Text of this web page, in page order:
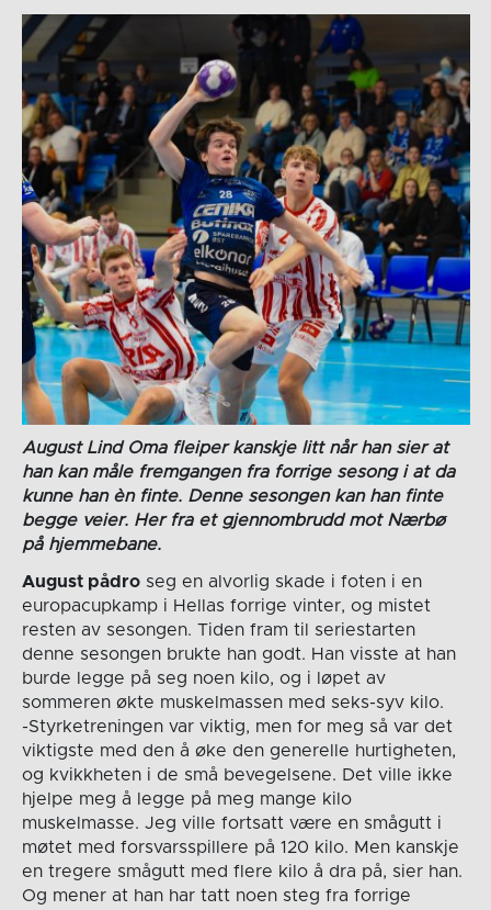
August Lind Oma fleiper kanskje litt når han sier at
han kan måle fremgangen fra forrige sesong i at da
kunne han èn finte. Denne sesongen kan han finte
begge veier. Her fra et gjennombrudd mot Nærbø
på hjemmebane.
August pådroseg en alvorlig skade i foten i en
europacupkamp i Hellas forrige vinter, og mistet
resten av sesongen. Tiden fram til seriestarten
denne sesongen brukte han godt. Han visste at han
burde legge på seg noen kilo, og i løpet av
sommeren økte muskelmassen med seks-syv kilo.
-Styrketreningen var viktig, men for meg så var det
viktigste med den å øke den generelle hurtigheten,
og kvikkheten i de små bevegelsene. Det ville ikke
hjelpe meg å legge på meg mange kilo
muskelmasse. Jeg ville fortsatt være en smågutt i
møtet med forsvarsspillere på 120 kilo. Men kanskje
en tregere smågutt med flere kilo å dra på, sier han.
Og mener at han har tatt noen steg fra forrige